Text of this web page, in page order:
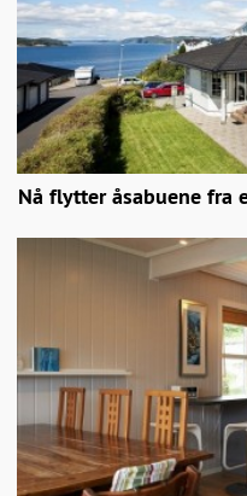
Nå flytter åsabuene fra